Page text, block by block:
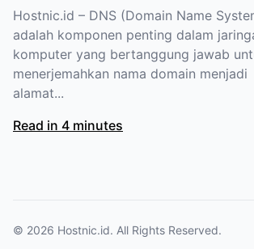
Hostnic.id – DNS (Domain Name
adalah komponen penting dalam
komputer yang bertanggung jawab
menerjemahkan nama domain menjadi
alamat...
Read in 4 minutes
© 2026 Hostnic.id. All Rights Reserved.